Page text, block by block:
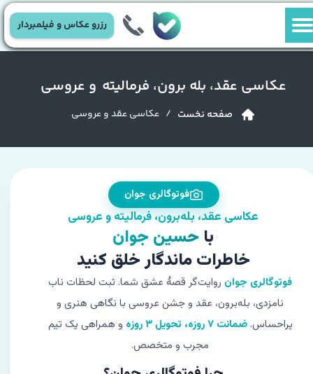
رزرو عکاس و فیلمبردار
عکاسی عقد، بله برون، فرمالیته و عروسی
صفحه نخست / عکاسی عقد و عروسی